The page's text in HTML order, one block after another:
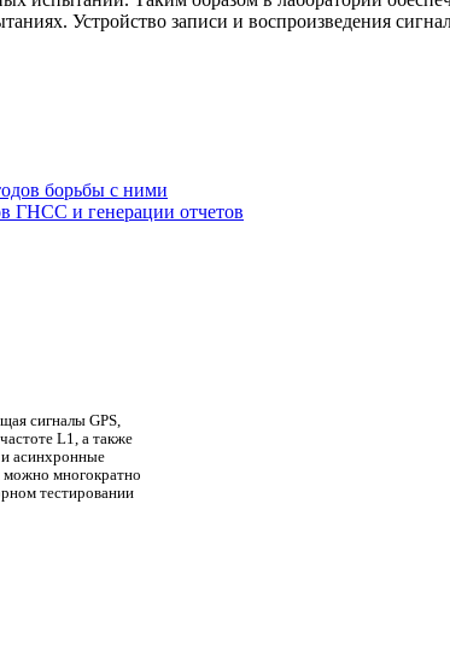
Устройство записи и воспроизведения
борьбы с ними
ГНСС и генерации отчетов
сигналы GPS,
L1, а также
асинхронные
можно многократно
тестировании